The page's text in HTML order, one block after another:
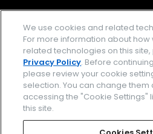
企業情報 ご
プライバシーポリシー
We use cookies and related
For more information about
related technologies on this
Privacy Policy. Before
please review your cookie
selection. You can change them
accessing the "Cookie Settings"
this site.